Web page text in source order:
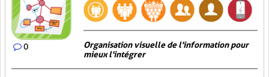
0
Organisation visuelle de l'information pour
mieux l'intégrer